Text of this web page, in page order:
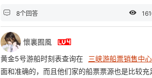
 8个回答 
懷裏囿風 
黄金5号游船时刻表查询在 三峡游船票销售中心
面和准确的，而且他们家的船票票源也是比较